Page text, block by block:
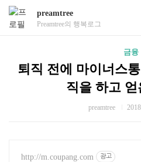
preamtree
Preamtree의 행복로그
금융
퇴직 전에 마이너스
직을 하고
preamtree
http://m.coupang.com 광고